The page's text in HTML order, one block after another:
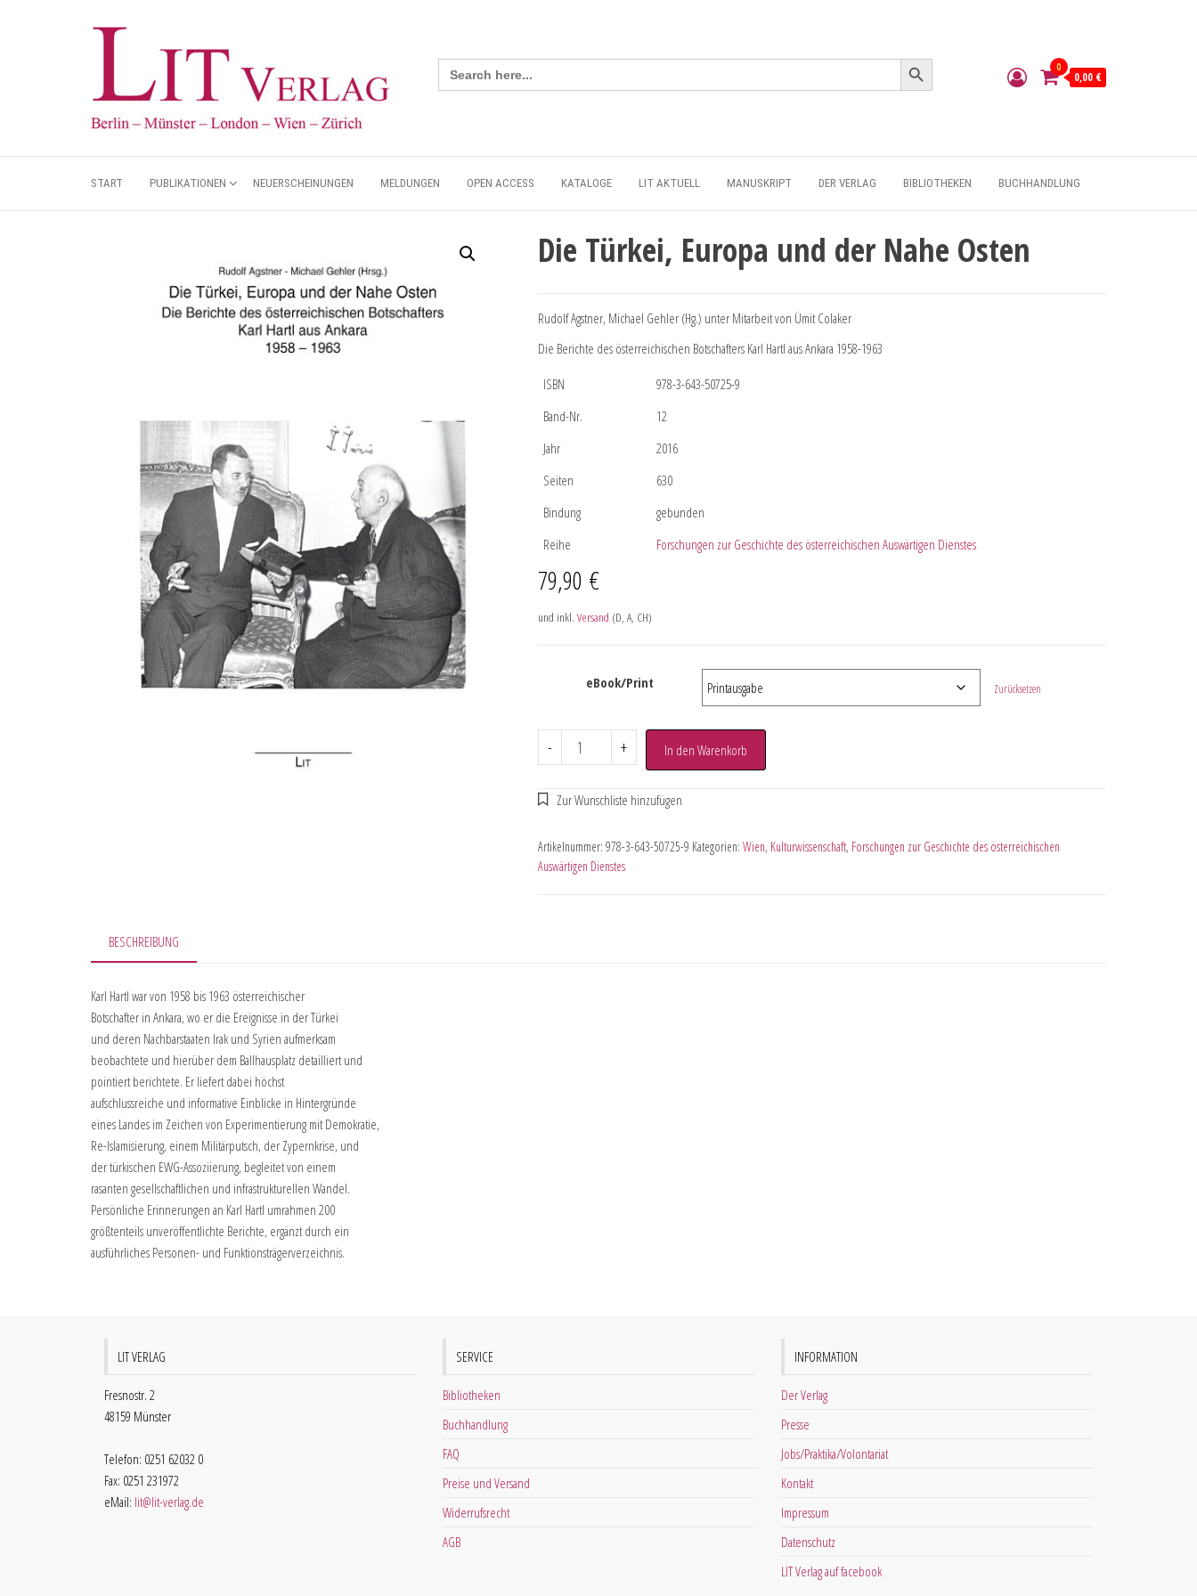
Search
for:
Search Button
0
0,00 €
START PUBLIKATIONEN NEUERSCHEINUNGEN MELDUNGEN OPEN ACCESS KATALOGE LIT AKTUELL MANUSKRIPT DER VERLAG BIBLIOTHEKEN BUCHHANDLUNG
Die Türkei, Europa und der Nahe Osten
Rudolf Agstner, Michael Gehler (Hg.) unter Mitarbeit von Ümit Colaker
Die Berichte des österreichischen Botschafters Karl Hartl aus Ankara 1958-1963
ISBN
978-3-643-50725-9
Band-Nr.
12
Jahr
2016
Seiten
630
Bindung
gebunden
Reihe
Forschungen zur Geschichte des österreichischen Auswärtigen Dienstes
79,90 €
und inkl. Versand (D, A, CH)
eBook/Print Zurücksetzen
- + In den Warenkorb
Artikelnummer: 978-3-643-50725-9 Kategorien: Wien, Kulturwissenschaft, Forschungen zur Geschichte des österreichischen
Auswärtigen Dienstes
BESCHREIBUNG
Karl Hartl war von 1958 bis 1963 österreichischer
Botschafter in Ankara, wo er die Ereignisse in der Türkei
und deren Nachbarstaaten Irak und Syrien aufmerksam
beobachtete und hierüber dem Ballhausplatz detailliert und
pointiert berichtete. Er liefert dabei höchst
aufschlussreiche und informative Einblicke in Hintergründe
eines Landes im Zeichen von Experimentierung mit Demokratie,
Re-Islamisierung, einem Militärputsch, der Zypernkrise, und
der türkischen EWG-Assoziierung, begleitet von einem
rasanten gesellschaftlichen und infrastrukturellen Wandel.
Persönliche Erinnerungen an Karl Hartl umrahmen 200
größtenteils unveröffentlichte Berichte, ergänzt durch ein
ausführliches Personen- und Funktionsträgerverzeichnis.
LIT VERLAG
Fresnostr. 2
48159 Münster
Telefon: 0251 62032 0
Fax: 0251 231972
eMail: lit@lit-verlag.de
SERVICE
Bibliotheken
Buchhandlung
FAQ
Preise und Versand
Widerrufsrecht
AGB
INFORMATION
Der Verlag
Presse
Jobs/Praktika/Volontariat
Kontakt
Impressum
Datenschutz
LIT Verlag auf facebook